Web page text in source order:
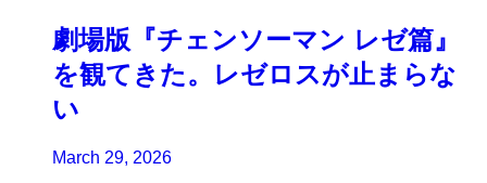
劇場版『チェンソーマン レゼ篇』
を観てきた。レゼロスが止まらな
い
March 29, 2026